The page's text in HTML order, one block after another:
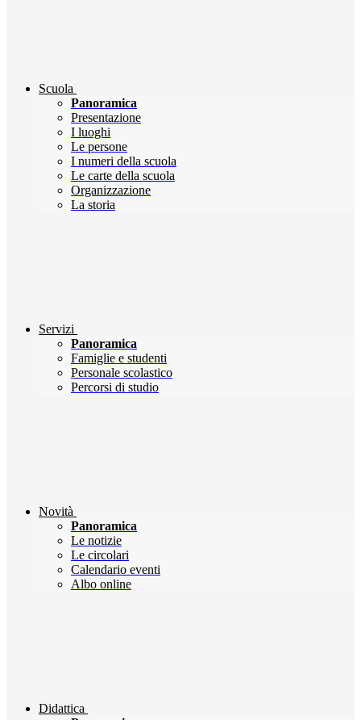
Scuola
Panoramica
Presentazione
I luoghi
Le persone
I numeri della scuola
Le carte della scuola
Organizzazione
La storia
Servizi
Panoramica
Famiglie e studenti
Personale scolastico
Percorsi di studio
Novità
Panoramica
Le notizie
Le circolari
Calendario eventi
Albo online
Didattica